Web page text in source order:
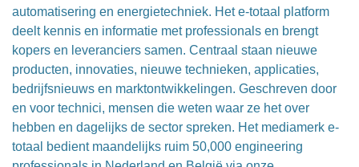
automatisering en energietechniek. Het e-totaal platform
deelt kennis en informatie met professionals en brengt
kopers en leveranciers samen. Centraal staan nieuwe
producten, innovaties, nieuwe technieken, applicaties,
bedrijfsnieuws en marktontwikkelingen. Geschreven door
en voor technici, mensen die weten waar ze het over
hebben en dagelijks de sector spreken. Het mediamerk e-
totaal bedient maandelijks ruim 50,000 engineering